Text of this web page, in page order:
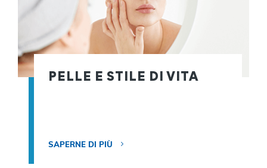
PELLE E STILE DI VITA
SAPERNE DI PIÙ